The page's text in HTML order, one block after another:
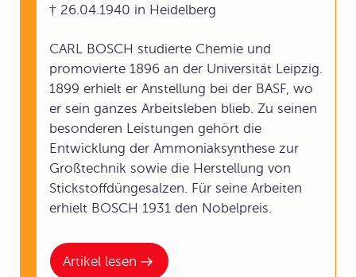
Artikel lesen
† 26.04.1940 in Heidelberg
CARL BOSCH studierte Chemie und
promovierte 1896 an der Universität Leipzig.
1899 erhielt er Anstellung bei der BASF, wo
er sein ganzes Arbeitsleben blieb. Zu seinen
besonderen Leistungen gehört die
Entwicklung der Ammoniaksynthese zur
Großtechnik sowie die Herstellung von
Stickstoffdüngesalzen. Für seine Arbeiten
erhielt BOSCH 1931 den Nobelpreis.